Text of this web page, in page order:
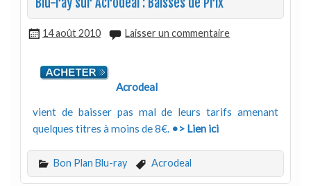
Blu-ray sur Acrodeal : Baisses de Prix
14 août 2010 Laisser un commentaire
Acrodeal
vient de baisser pas mal de leurs tarifs amenant
quelques titres à moins de 8€. •> Lien ici
Bon Plan Blu-ray Acrodeal